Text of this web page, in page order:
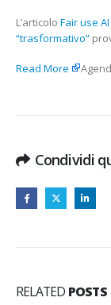
L’articolo Fair use
“trasformativo”
Read More
Condividi
RELATED POSTS